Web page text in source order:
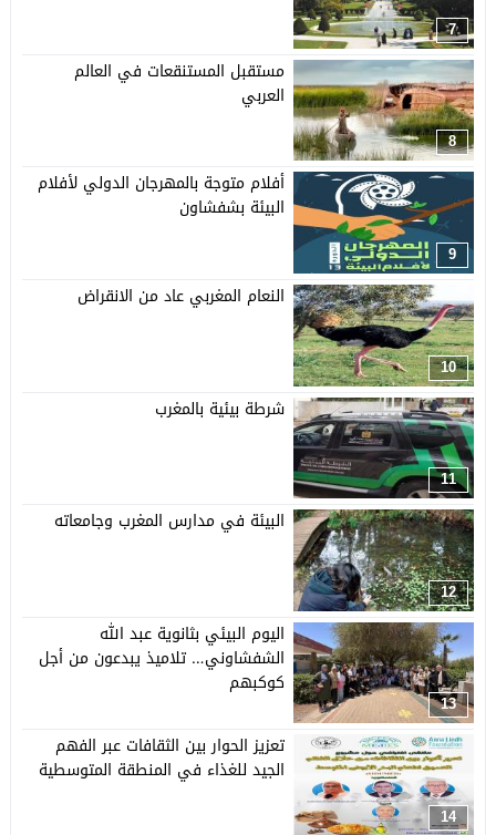
7
8
مستقبل المستنقعات في العالم
العربي
9
أفلام متوجة بالمهرجان الدولي لأفلام
البيئة بشفشاون
10
النعام المغربي عاد من الانقراض
11
شرطة بيئية بالمغرب
12
البيئة في مدارس المغرب وجامعاته
13
اليوم البيئي بثانوية عبد الله
الشفشاوني… تلاميذ يبدعون من أجل
كوكبهم
14
تعزيز الحوار بين الثقافات عبر الفهم
الجيد للغذاء في المنطقة المتوسطية